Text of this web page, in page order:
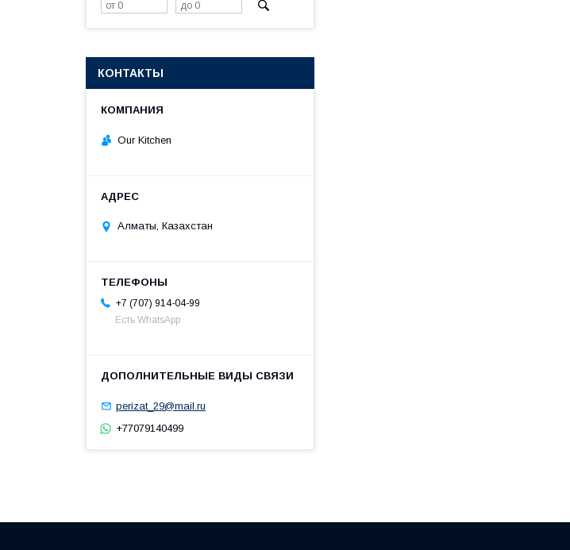
КОНТАКТЫ
Our Kitchen
Алматы, Казахстан
+7 (707) 914-04-99
Есть WhatsApp
perizat_29@mail.ru
+77079140499